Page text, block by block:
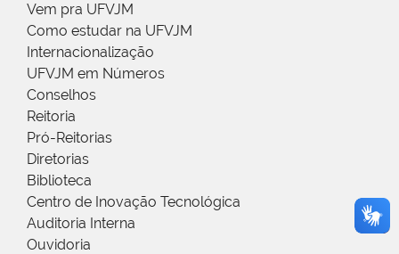
Vem pra UFVJM
Como estudar na UFVJM
Internacionalização
UFVJM em Números
Conselhos
Reitoria
Pró-Reitorias
Diretorias
Biblioteca
Centro de Inovação Tecnológica
Auditoria Interna
Ouvidoria